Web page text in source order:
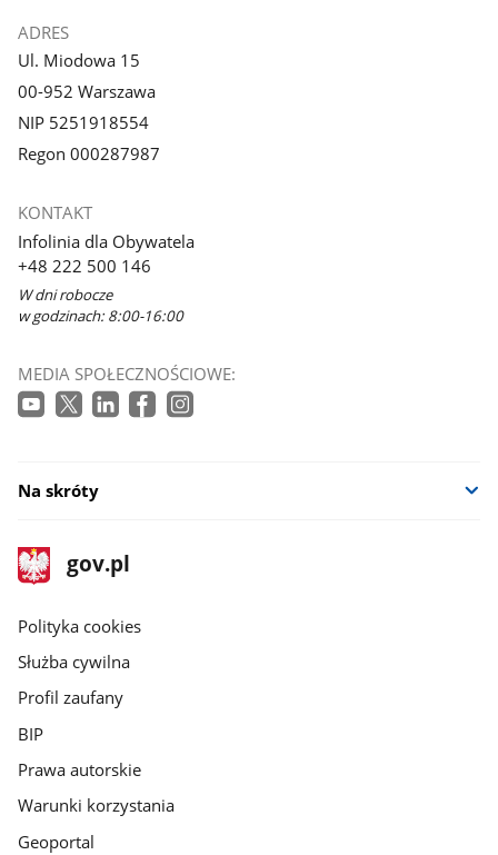
ADRES
Ul. Miodowa 15
00-952 Warszawa
NIP 5251918554
Regon 000287987
KONTAKT
Infolinia dla Obywatela
+48 222 500 146
W dni robocze
w godzinach: 8:00-16:00
MEDIA SPOŁECZNOŚCIOWE:
Na skróty
stopka
gov.pl
Strona
gov.pl
gov.pl
Polityka cookies
Służba cywilna
Profil zaufany
BIP
Prawa autorskie
Warunki korzystania
Geoportal